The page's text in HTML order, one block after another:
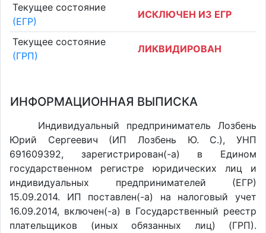
Текущее состояние
(ЕГР)
ИСКЛЮЧЕН ИЗ ЕГР
Текущее состояние
(ГРП)
ЛИКВИДИРОВАН
ИНФОРМАЦИОННАЯ ВЫПИСКА
Индивидуальный предприниматель Лозбень
Юрий Сергеевич (ИП Лозбень Ю. С.), УНП
691609392, зарегистрирован(-а) в Едином
государственном регистре юридических лиц и
индивидуальных предпринимателей (ЕГР)
15.09.2014. ИП поставлен(-a) на налоговый учет
16.09.2014, включен(-a) в Государственный реестр
плательщиков (иных обязанных лиц) (ГРП).